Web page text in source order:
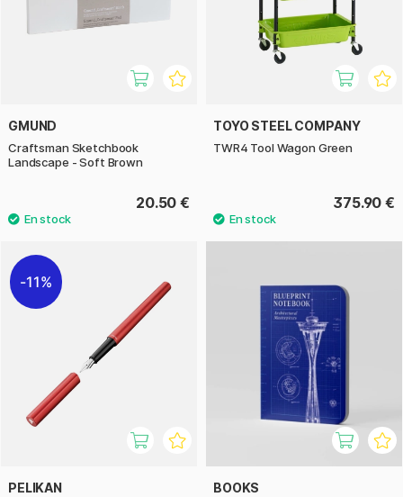
GMUND
Craftsman Sketchbook
Landscape - Soft Brown
20.50 €
TOYO STEEL COMPANY
TWR4 Tool Wagon Green
375.90 €
11%
PELIKAN BOOKS